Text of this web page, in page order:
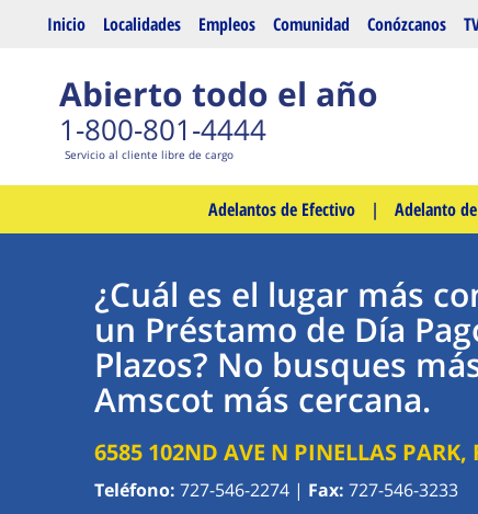
Saltar al contenido principal
Inicio Localidades Empleos Comunidad Conózcanos
Abierto todo el año
1-800-801-4444
Servicio al cliente libre de cargo
Adelantos de Efectivo | Adelanto
¿Cuál es el lugar más
un Préstamo de Día
Plazos? No busques
Amscot más cercana.
6585 102ND AVE N PINELLAS PARK,
Teléfono: 727-546-2274 | Fax: 727-546-3233